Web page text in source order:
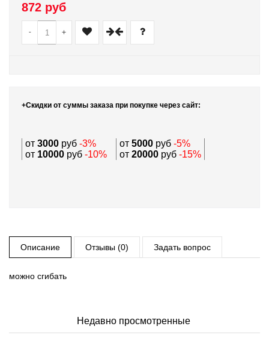
872 руб
- +
+Скидки от суммы заказа при покупке через сайт:
от 3000 руб -3% от 5000 руб -5%
от 10000 руб -10% от 20000 руб -15%
Описание Отзывы (0) Задать вопрос
можно сгибать
Недавно просмотренные